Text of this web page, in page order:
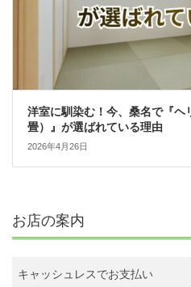
洋室に馴染む！今、桑名で『ヘ
畳）』が選ばれている理由
2026年4月26日
お店の案内
キャッシュレスでお支払い